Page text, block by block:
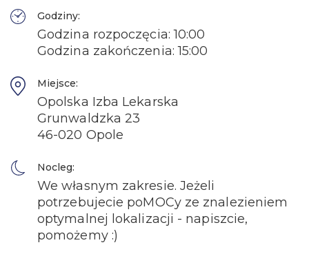
Godziny:
Godzina rozpoczęcia: 10:00
Godzina zakończenia: 15:00
Miejsce:
Opolska Izba Lekarska
Grunwaldzka 23
46-020 Opole
Nocleg:
We własnym zakresie. Jeżeli
potrzebujecie poMOCy ze znalezieniem
optymalnej lokalizacji - napiszcie,
pomożemy :)